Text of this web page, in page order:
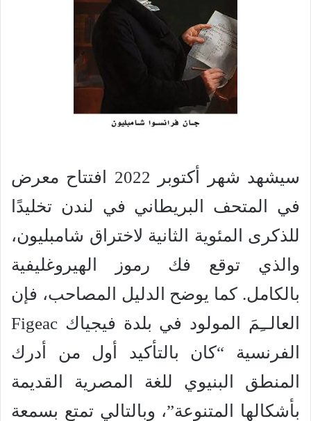
سيشهد شهر أكتوبر 2022 افتتاح معرض
في المتحف البريطاني في لندن تخليدًا
للذكرى المئوية الثانية لاختراق شامبليون،
والذي توقع فك رموز الهيروغليفية
بالكامل. كما يوضح الدليل المصاحب، فإن
العالــِمَ المولود في بلدة فيجياك Figeac
الفرنسية “كان بالتأكيد أول من أدرك
المنطق البنيوي للغة المصرية القديمة
بأشكالها المتنوعة”، وبالتالي تمتع بسمعة